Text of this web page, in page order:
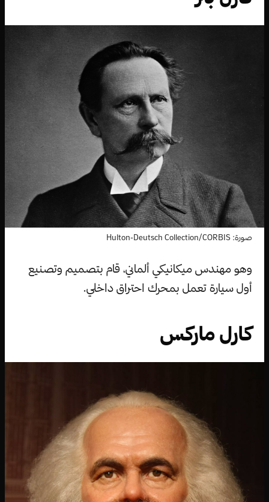
صورة: Hulton-Deutsch Collection/CORBIS
وهو مهندس ميكانيكي ألماني، قام بتصميم وتصنيع
أول سيارة تعمل بمحرك احتراق داخلي.
كارل ماركس